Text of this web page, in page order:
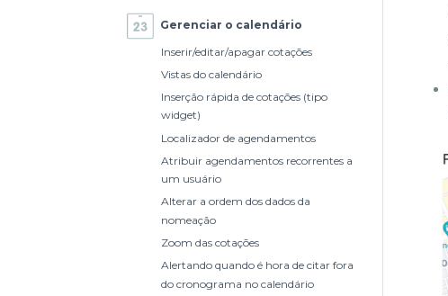
Gerenciar o calendário
Inserir/editar/apagar cotações
Vistas do calendário
Inserção rápida de cotações (tipo
widget)
Localizador de agendamentos
Atribuir agendamentos recorrentes a
um usuário
Alterar a ordem dos dados da
nomeação
Zoom das cotações
Alertando quando é hora de citar fora
do cronograma no calendário